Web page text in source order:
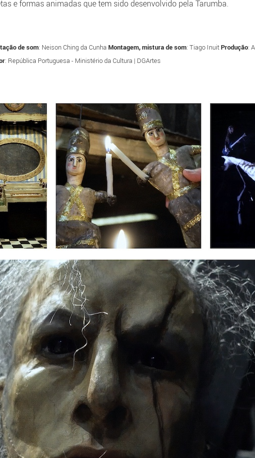
e formas animadas que tem sido desenvolvido pela Tarumba.
de som: Neison Ching da Cunha Montagem, mistura de som: Tiago InuitProdução:
: República Portuguesa - Ministério da Cultura | DGArtes